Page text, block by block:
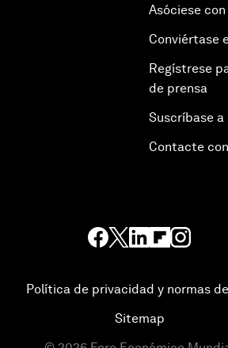
Asóciese
Conviértase
Regístrese
de prensa
Suscríbase
Contacte
Política de privacidad y normas
Sitemap